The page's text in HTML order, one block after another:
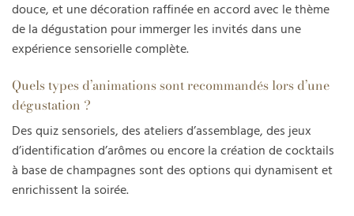
douce, et une décoration raffinée en accord avec le thème
de la dégustation pour immerger les invités dans une
expérience sensorielle complète.
Quels types d’animations sont recommandés lors d’une
dégustation ?
Des quiz sensoriels, des ateliers d’assemblage, des jeux
d’identification d’arômes ou encore la création de cocktails
à base de champagnes sont des options qui dynamisent et
enrichissent la soirée.